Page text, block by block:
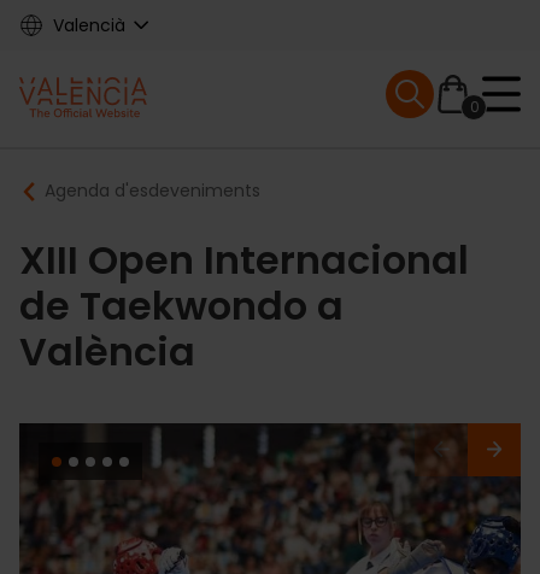
Skip
content
Valencià
Main
navigation
0
Mobile menu
Breadcrumb
Agenda d'esdeveniments
XIII Open Internacional
de Taekwondo a
València